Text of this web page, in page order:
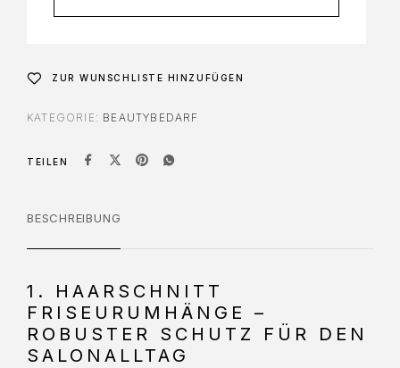
ZUR WUNSCHLISTE HINZUFÜGEN
KATEGORIE: BEAUTYBEDARF
TEILEN
BESCHREIBUNG
1. HAARSCHNITT
FRISEURUMHÄNGE –
ROBUSTER SCHUTZ FÜR DEN
SALONALLTAG